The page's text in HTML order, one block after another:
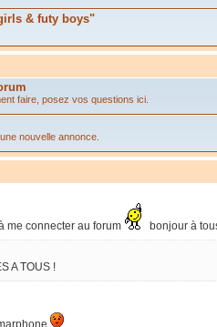
& futy boys"
faire, posez vos questions ici.
nouvelle annonce.
me connecter au forum bonjour à
A TOUS !